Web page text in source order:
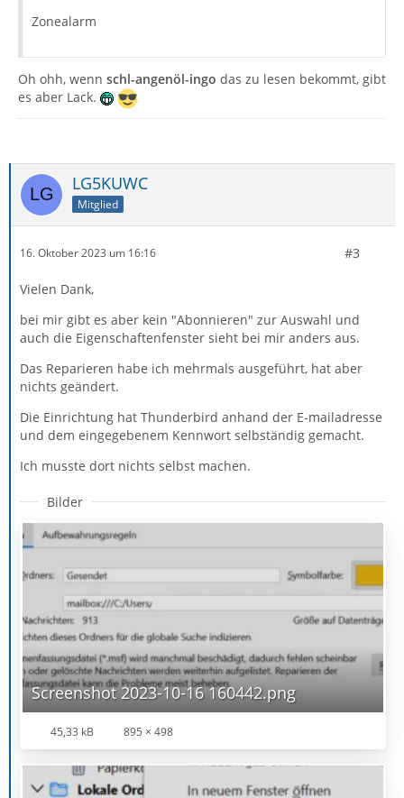
Zonealarm
Oh ohh, wenn schl-angenöl-ingo das zu lesen bekommt, gibt
es aber Lack.
LG5KUWC
Mitglied
16. Oktober 2023 um 16:16 #3
Vielen Dank,
bei mir gibt es aber kein "Abonnieren" zur Auswahl und
auch die Eigenschaftenfenster sieht bei mir anders aus.
Das Reparieren habe ich mehrmals ausgeführt, hat aber
nichts geändert.
Die Einrichtung hat Thunderbird anhand der E-mailadresse
und dem eingegebenem Kennwort selbständig gemacht.
Ich musste dort nichts selbst machen.
Bilder
Screenshot 2023-10-16 160442.png
45,33 kB 895 × 498